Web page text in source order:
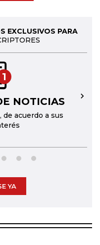
EXCLUSIVOS PARA
1
NOTICIAS
acuerdo a sus
→
YA